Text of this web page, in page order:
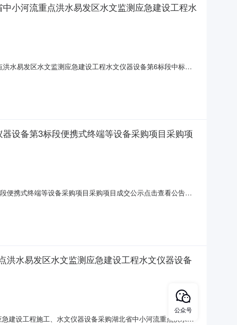
小河流重点洪水易发区水文监测应急建设工程水
水易发区水文监测应急建设工程水文仪器设备第6标段中标结
设备第3标段便携式终端等设备采购项目采购项
便携式终端等设备采购项目采购项目成交公示点击查看公告内
项目采购项目中标/成交公示中
水易发区水文监测应急建设工程水文仪器设备
建设工程施工、水文仪器设备采购湖北省中小河流重点洪水易
公众号